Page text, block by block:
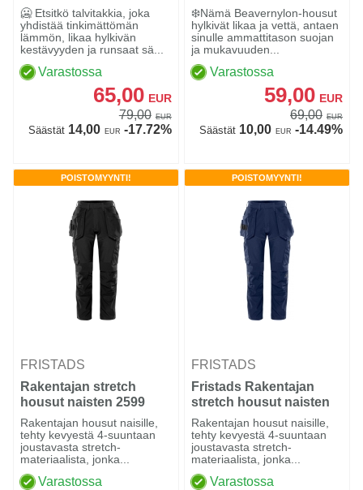
🥶 Etsitkö talvitakkia, joka
yhdistää tinkimättömän
lämmön, likaa hylkivän
kestävyyden ja runsaat sä...
Varastossa
65,00 EUR
79,00 EUR
Säästät14,00 EUR -17.72%
❄️Nämä Beavernylon-housut
hylkivät likaa ja vettä, antaen
sinulle ammattitason suojan
ja mukavuuden...
Varastossa
59,00 EUR
69,00 EUR
Säästät10,00 EUR -14.49%
POISTOMYYNTI!
FRISTADS
Rakentajan stretch
housut naisten 2599
LWS
Rakentajan housut naisille,
tehty kevyestä 4-suuntaan
joustavasta stretch-
materiaalista, jonka...
Varastossa
POISTOMYYNTI!
FRISTADS
Fristads Rakentajan
stretch housut naisten
2599 LWS
Rakentajan housut naisille,
tehty kevyestä 4-suuntaan
joustavasta stretch-
materiaalista, jonka...
Varastossa